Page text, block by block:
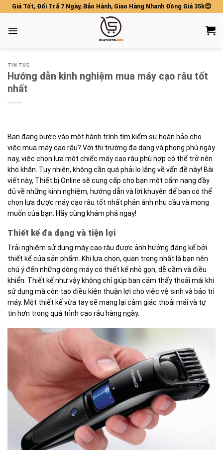
Skip
content
Giá Tốt, Đổi Trả 7 Ngày, Bảo Hành, Giao Hàng Nhanh Đồng Giá 35k😍
TIN TỨC
Hướng dẫn kinh nghiệm mua máy cạo râu tốt
nhất
Bạn đang bước vào một hành trình tìm kiếm sự hoàn hảo cho
việc mua máy cạo râu? Với thị trường đa dạng và phong phú ngày
nay, việc chọn lựa một chiếc máy cạo râu phù hợp có thể trở nên
khó khăn. Tuy nhiên, không cần quá phải lo lắng về vấn đề này! Bài
viết này, Thiết bị Online sẽ cung cấp cho bạn một cẩm nang đầy
đủ về những kinh nghiệm, hướng dẫn và lời khuyên để bạn có thể
chọn lựa được máy cạo râu tốt nhất phản ánh nhu cầu và mong
muốn của bạn. Hãy cùng khám phá ngay!
Thiết kế đa dạng và tiện lợi
Trải nghiệm sử dụng máy cạo râu được ảnh hưởng đáng kể bởi
thiết kế của sản phẩm. Khi lựa chọn, quan trọng nhất là bạn nên
chú ý đến những dòng máy có thiết kế nhỏ gọn, dễ cầm và điều
khiển. Thiết kế như vậy không chỉ giúp bạn cảm thấy thoải mái khi
sử dụng mà còn tạo điều kiện thuận lợi cho việc vệ sinh và bảo trì
máy. Một thiết kế vừa tay sẽ mang lại cảm giác thoải mái và tự
tin hơn trong quá trình cạo râu hàng ngày.